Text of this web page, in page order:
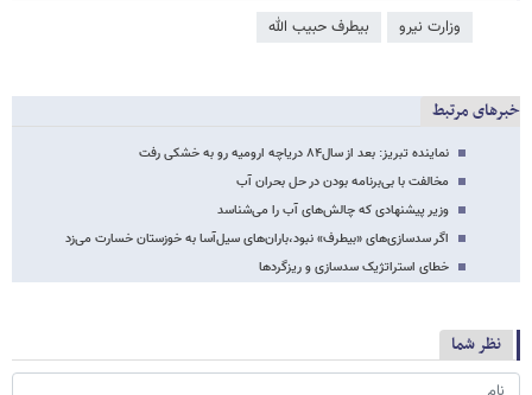
وزارت نیرو بیطرف حبیب الله
خبرهای مرتبط
نماینده تبریز: بعد از سال۸۴ دریاچه ارومیه رو به خشکی رفت
مخالفت با بی‌برنامه بودن در حل بحران آب
وزیر پیشنهادی که چالش‌های آب را می‌شناسد
اگر سدسازی‌های «بیطرف» نبود،باران‌های سیل‌آسا به خوزستان خسارت می‌زد
خطای استراتژیک سدسازی و ریزگردها
نظر شما